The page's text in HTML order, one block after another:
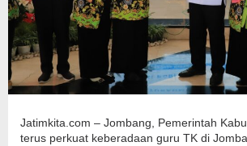
Jatimkita.com – Jombang, Pemerintah
terus perkuat keberadaan guru TK di